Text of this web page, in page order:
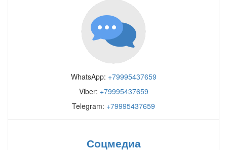
WhatsApp: +79995437659
Viber: +79995437659
Telegram: +79995437659
Соцмедиа